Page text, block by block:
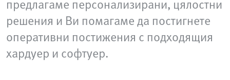
предлагаме персонализирани, цялостни
решения и Ви помагаме да постигнете
оперативни постижения с подходящия
хардуер и софтуер.